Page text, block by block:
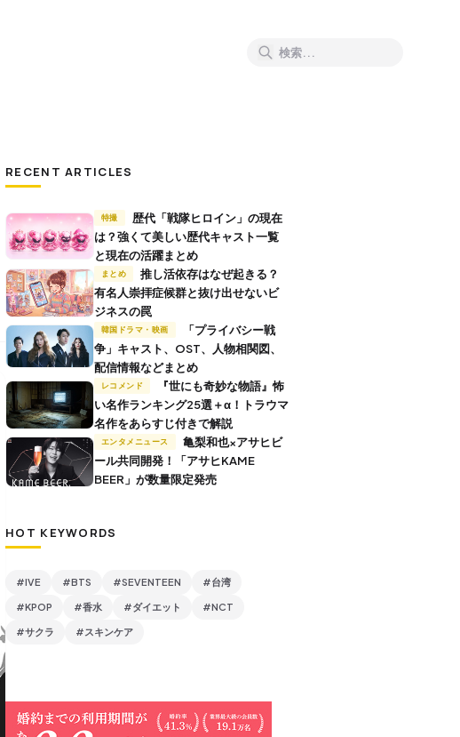
RECENT ARTICLES
特撮
は？強くて美しい歴代キャスト一覧
と現在の活躍まとめ
まとめ
推し活依存はなぜ起きる？
有名人崇拝症候群と抜け出せないビ
ジネスの罠
韓国ドラマ・映画
争」キャスト、OST、人物相関図、
配信情報などまとめ
レコメンド
い名作ランキング25選＋α！トラウマ
名作をあらすじ付きで解説
エンタメニュース
ール共同開発！「アサヒKAME
BEER」が数量限定発売
HOT KEYWORDS
#IVE #BTS #SEVENTEEN #台湾
#KPOP #香水 #ダイエット #NCT
#サクラ #スキンケア